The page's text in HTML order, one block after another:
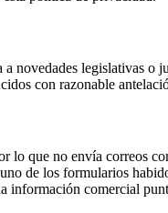
novedades legislativas o
con razonable
lo que no envía correos
de los formularios
información comercial